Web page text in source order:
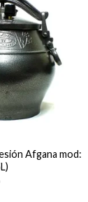
Afgana mod: